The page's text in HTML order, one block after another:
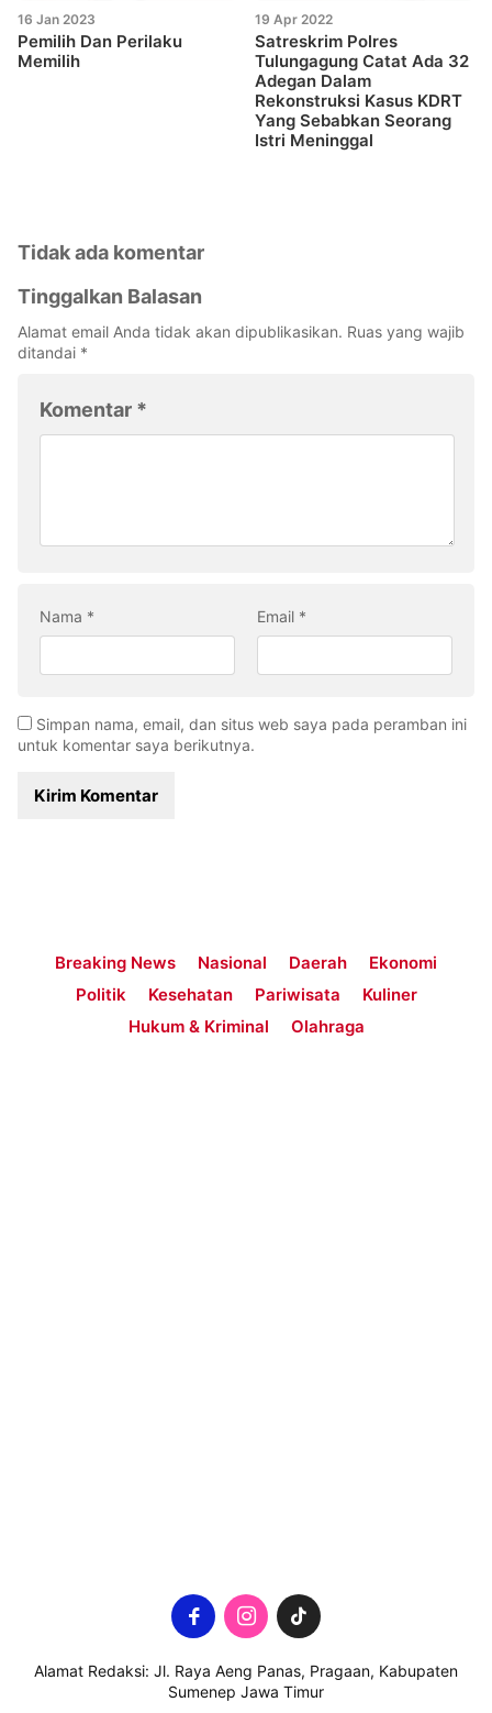
16 Jan 2023
Pemilih Dan Perilaku
Memilih
19 Apr 2022
Satreskrim Polres
Tulungagung Catat Ada 32
Adegan Dalam
Rekonstruksi Kasus KDRT
Yang Sebabkan Seorang
Istri Meninggal
Tidak ada komentar
Tinggalkan Balasan
Alamat email Anda tidak akan dipublikasikan. Ruas yang wajib
ditandai *
Komentar *
Nama * Email *
Simpan nama, email, dan situs web saya pada peramban ini
untuk komentar saya berikutnya.
Breaking News Nasional Daerah
Ekonomi
Politik
Kesehatan Pariwisata
Kuliner
Hukum & Kriminal
Olahraga
Alamat Redaksi: Jl. Raya Aeng Panas, Pragaan, Kabupaten
Sumenep Jawa Timur